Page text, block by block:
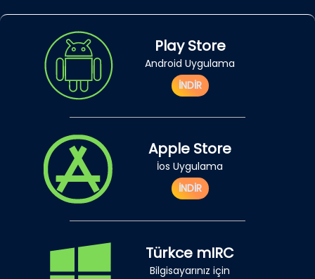
Play Store
Android Uygulama
İNDİR
Apple Store
İos Uygulama
İNDİR
Türkce mIRC
Bilgisayarınız için